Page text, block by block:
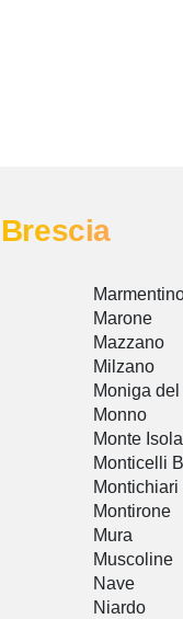
Brescia
Marone
Mazzano
Milzano
Moniga del
Monno
Monte Isola
Monticelli
Montichiari
Montirone
Mura
Muscoline
Nave
Niardo